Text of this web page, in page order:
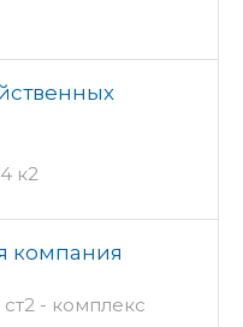
к2
компания
- комплекс